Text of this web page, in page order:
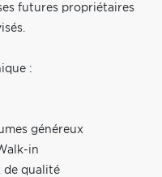
futures propriétaires
:
généreux
in
de qualité